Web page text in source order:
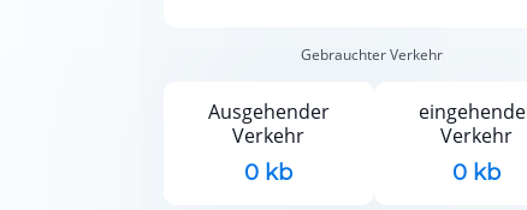
Gebrauchter Verkehr
Ausgehender
Verkehr
0 kb
Verkehr
0 kb